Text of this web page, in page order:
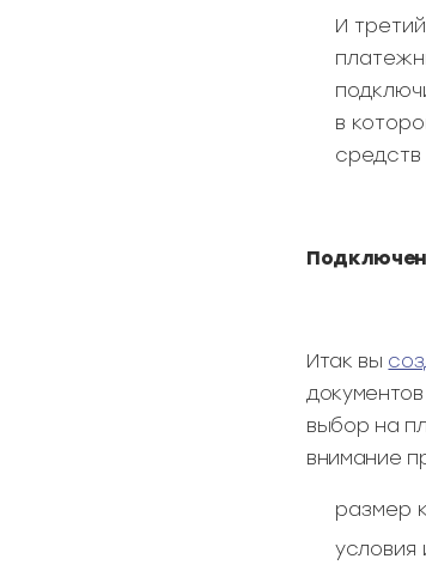
И
в
средств
Итак вы
выбор на
внимание
размер
условия